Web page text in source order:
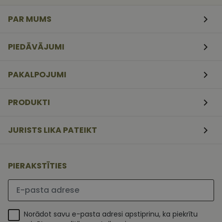
PAR MUMS
PIEDĀVĀJUMI
PAKALPOJUMI
PRODUKTI
JURISTS LIKA PATEIKT
PIERAKSTĪTIES
Lūdzu ievadiet e-pasta adresi
Norādot savu e-pasta adresi apstiprinu, ka piekrītu
CookieScriptConsent
Šo sīkfailu
atcerētos
sīkfailu